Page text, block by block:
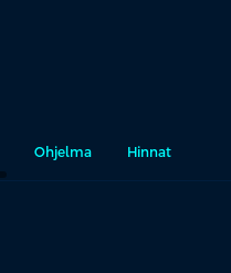
Ohjelma Hinnat